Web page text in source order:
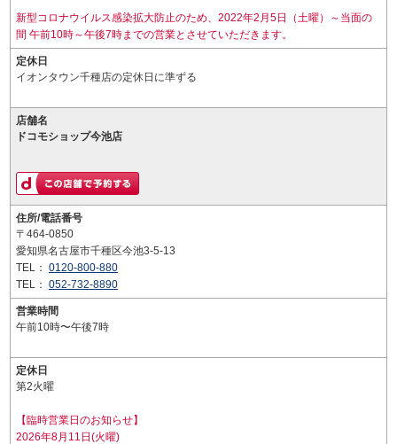
新型コロナウイルス感染拡大防止のため、2022年2月5日（土曜）～当面の
間 午前10時～午後7時までの営業とさせていただきます。
定休日
イオンタウン千種店の定休日に準ずる
店舗名
ドコモショップ今池店
住所/電話番号
〒464-0850
愛知県名古屋市千種区今池3-5-13
TEL： 0120-800-880
TEL： 052-732-8890
営業時間
午前10時〜午後7時
定休日
第2火曜
【臨時営業日のお知らせ】
2026年8月11日(火曜)